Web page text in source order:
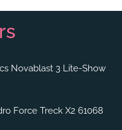
Novablast 3 Lite-Show
Force Treck X2 61068